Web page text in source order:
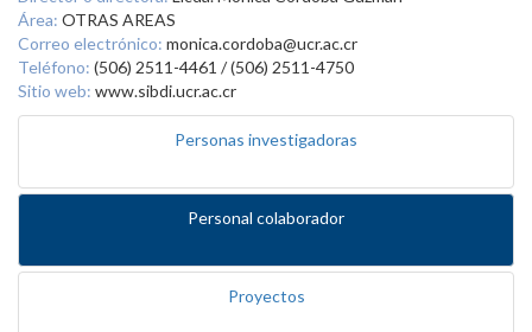
Área: OTRAS AREAS
Correo electrónico: monica.cordoba@ucr.ac.cr
Teléfono: (506) 2511-4461 / (506) 2511-4750
Sitio web: www.sibdi.ucr.ac.cr
Personas investigadoras
Personal colaborador
Proyectos